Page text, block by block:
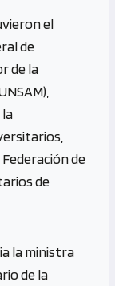
el
de
de la
la
Federación de
de
la ministra
de la